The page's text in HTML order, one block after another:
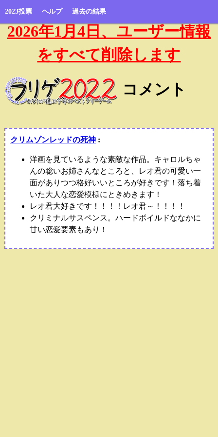
2023投票 ヘルプ 過去の結果
2026年1月4日、ユーザー情報
をすべて削除します
コメント
クリムゾンレッドの死神:
洋画を見ているような素敵な作品。キャロルちゃ
んの聡いお姉さんなところと、レオ君の可愛い一
面がありつつ格好いいところが好きです！落ち着
いた大人な恋愛模様にときめきます！
レオ君大好きです！！！！レオ君～！！！！
クリミナルサスペンス。ハードボイルドななかに
甘い恋愛要素もあり！